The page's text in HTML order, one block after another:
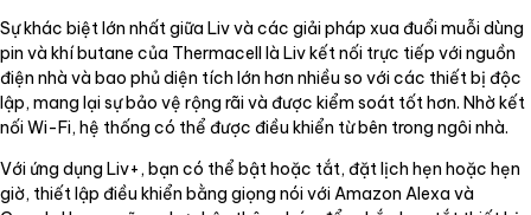
Sự khác biệt lớn nhất giữa Liv và các giải pháp xua đuổi muỗi dùng
pin và khí butane của Thermacell là Liv kết nối trực tiếp với nguồn
điện nhà và bao phủ diện tích lớn hơn nhiều so với các thiết bị độc
lập, mang lại sự bảo vệ rộng rãi và được kiểm soát tốt hơn. Nhờ kết
nối Wi-Fi, hệ thống có thể được điều khiển từ bên trong ngôi nhà.
Với ứng dụng Liv+, bạn có thể bật hoặc tắt, đặt lịch hẹn hoặc hẹn
giờ, thiết lập điều khiển bằng giọng nói với Amazon Alexa và